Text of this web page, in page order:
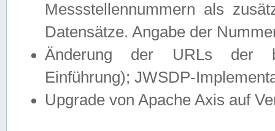
Messstellennummern als
Datensätze. Angabe der
Änderung der URLs der
Einführung); JWSDP-
Upgrade von Apache Axis auf